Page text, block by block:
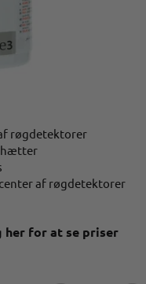
røgdetektorer
af røgdetektorer
her for at se priser